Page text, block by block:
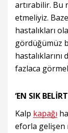
artırabilir. Bu
etmeliyiz.
hastalıkları
gördüğümüz
hastalıklarını
fazlaca
‘EN SIK
Kalp kapağı
eforla gelişen